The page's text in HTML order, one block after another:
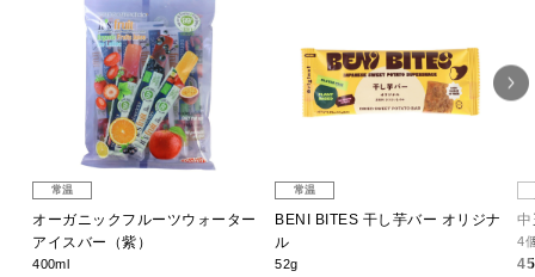
常温
オーガニックフルーツウォーター
アイスバー（紫）
400ml
常温
BENI BITES 干し芋バー オリジナ
ル
52g
4